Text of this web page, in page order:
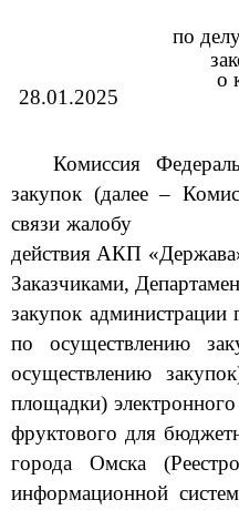
по
о
28.01 .2025
Комиссия
закупок (далее –
связи жалобу
действия АКП
Заказчиками,
закупок администрации
по осуществлению
осуществлению
площадки)
фруктового для
города Омска
информационной